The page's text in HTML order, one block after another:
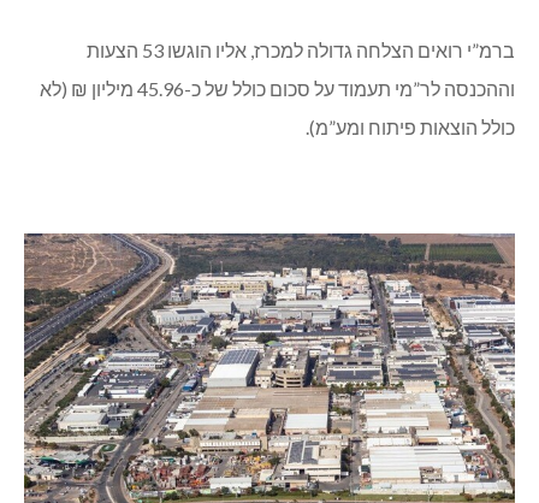
ברמ”י רואים הצלחה גדולה למכרז, אליו הוגשו 53 הצעות
וההכנסה לר”מי תעמוד על סכום כולל של כ-45.96 מיליון ₪ (לא
כולל הוצאות פיתוח ומע”מ).